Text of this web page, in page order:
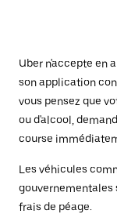
Uber n'accepte en
son application
vous pensez que
ou d'alcool,
course
Les véhicules
gouvernementales
frais de péage.